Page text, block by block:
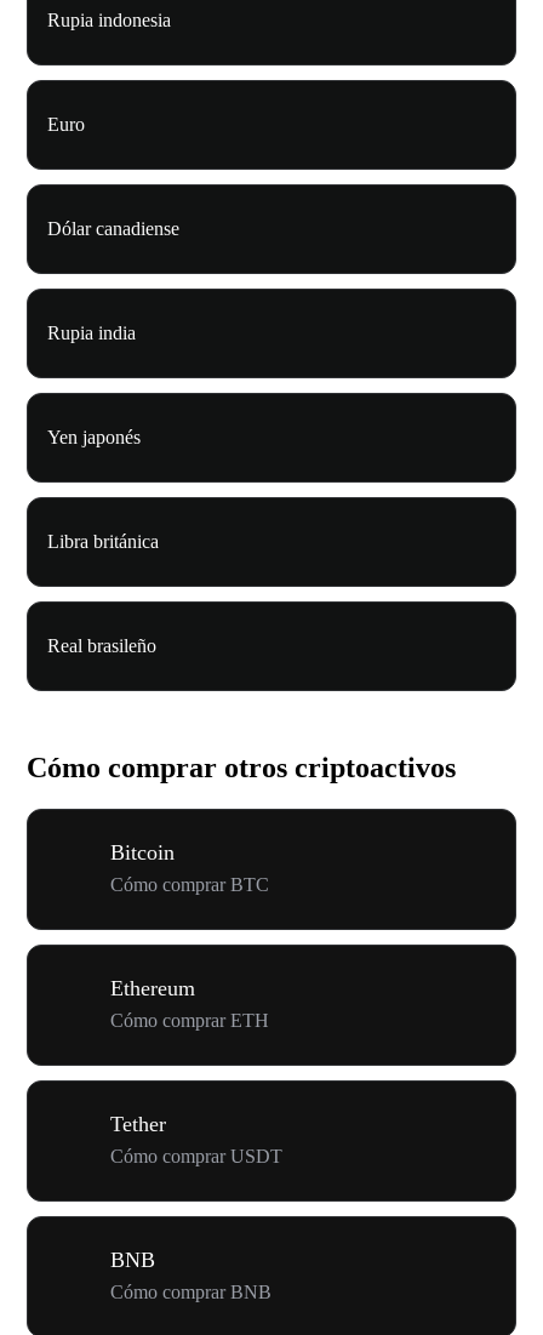
Rupia indonesia
Euro
Dólar canadiense
Rupia india
Yen japonés
Libra británica
Real brasileño
Cómo comprar otros criptoactivos
Bitcoin
Cómo comprar BTC
Ethereum
Cómo comprar ETH
Tether
Cómo comprar USDT
BNB
Cómo comprar BNB